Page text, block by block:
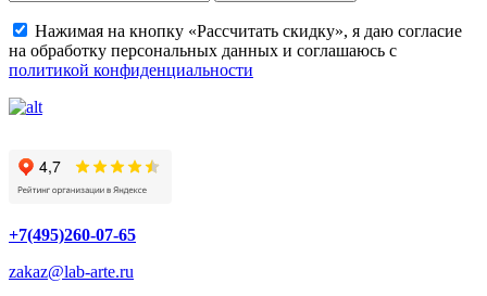
Нажимая на кнопку «Рассчитать скидку», я даю согласие
на обработку персональных данных и соглашаюсь с
политикой конфиденциальности
+7(495)260-07-65
zakaz@lab-arte.ru